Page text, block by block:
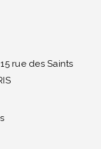
15 rue des Saints